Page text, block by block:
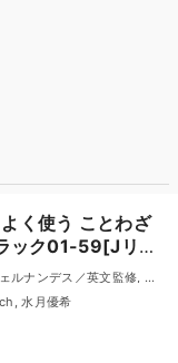
く使う ことわざ
ック01-59[Jリサ
水月優希